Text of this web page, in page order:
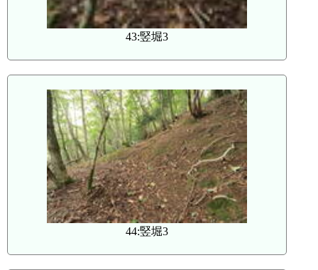
43:竪堀3
44:竪堀3